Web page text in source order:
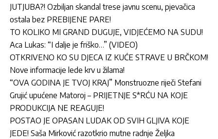
JUTJUBA?! Ozbiljan skandal trese javnu scenu, pjevačica
ostala bez PREBIJENE PARE!
TO KOLIKO MI GRAND DUGUJE, VIDJEĆEMO NA SUDU!
Aca Lukas: “I dalje je friško…” (VIDEO)
OTKRIVENO KO SU DJECA IZ KUĆE STRAVE U BRČKOM!
Nove informacije lede krv u žilama!
“OVA GODINA JE TVOJ KRAJ” Monstruozne riječi Stefani
Grujić upućene Matoroj – PRIJETNJE S*RĆU NA KOJE
PRODUKCIJA NE REAGUJE!
POSTAO JE OPASAN LUDAK OD SVIH GLJIVA KOJE
JEDE! Saša Mirković razotkrio mutne radnje Željka